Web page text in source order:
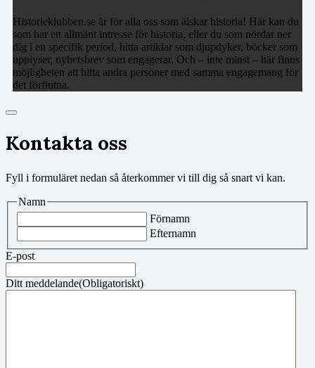
Historieklubben.se är för alla oss som älskar historia! Här kan du
som har ett allmänt intresse för historia, eller du som nördar ner
dig i en specifik period, hitta artiklar som djupdyker, böcker som
upplyser, nyhetsbrev som engagerar. Och – inte minst – här finns
möjligheten att hitta andra personer med samma engagemang för
det förflutna.
Kontakta oss
Fyll i formuläret nedan så återkommer vi till dig så snart vi kan.
Namn
Förnamn
Efternamn
E-post
Ditt meddelande(Obligatoriskt)